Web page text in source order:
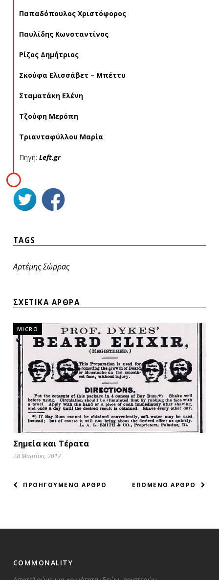
Παπαδόπουλος Χριστόφορος
Παυλίδης Κωνσταντίνος
Ρίζος Δημήτριος
Σκούφα Ελισσάβετ – Μπέττυ
Σταματάκη Ελένη
Τζούφη Μερόπη
Τριανταφύλλου Μαρία
Πηγή: Left.gr
TAGS
Αρτέμης Σώρρας
ΣΧΕΤΙΚΑ ΑΡΘΡΑ
MICRO
Σημεία και Τέρατα
28 Μαρτίου, 2017
ΠΛΟΗΓΗΣΗ
ΕΠΟΜΕΝΟ ΑΡΘΡΟ
ΠΡΟΗΓΟΥΜΕΝΟ ΑΡΘΡΟ
COMMONALITY